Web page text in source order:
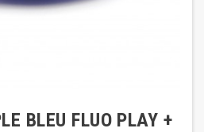
BLEU FLUO PLAY +